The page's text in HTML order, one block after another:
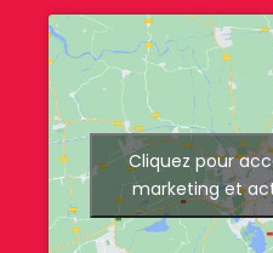
Cliquez pour
marketing et